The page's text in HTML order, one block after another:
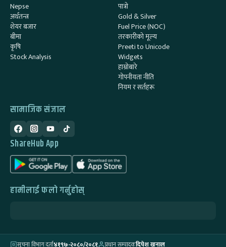
Nepse
अर्थतन्त्र
शेयर बजार
बीमा
कृषि
Stock Analysis
पात्रो
Gold & Silver
Fuel Price (NOC)
तरकारीको मूल्य
Preeti to Unicode
Widgets
हाम्रोबारे
गोपनीयता नीति
नियम र सर्तहरू
सामाजिक संजाल
ShareHub App
हामीलाई फलो गर्नुहोस्
सूचना विभाग दर्ता४१९७-२०८०/२०८१ प्रधान सम्पादकदिपेश खनाल